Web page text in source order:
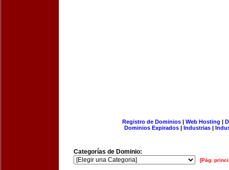
Registro de Dominios| Web Hosting |
Dominios Expirados | Industrias |
Categorías de Dominio:
[Pág.